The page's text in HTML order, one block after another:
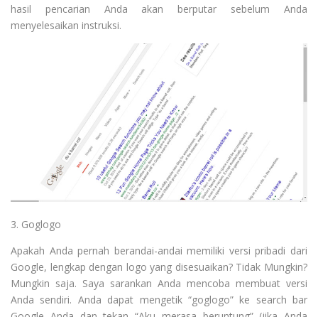
hasil pencarian Anda akan berputar sebelum Anda
menyelesaikan instruksi.
3. Goglogo
Apakah Anda pernah berandai-andai memiliki versi pribadi dari
Google, lengkap dengan logo yang disesuaikan? Tidak Mungkin?
Mungkin saja. Saya sarankan Anda mencoba membuat versi
Anda sendiri. Anda dapat mengetik “goglogo” ke search bar